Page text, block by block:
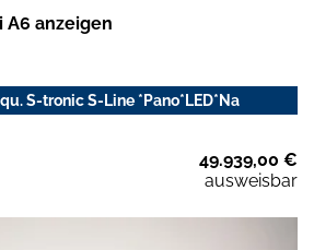
A6 anzeigen
S-tronic S-Line *Pano*LED*Na
49.939,00 €
ausweisbar